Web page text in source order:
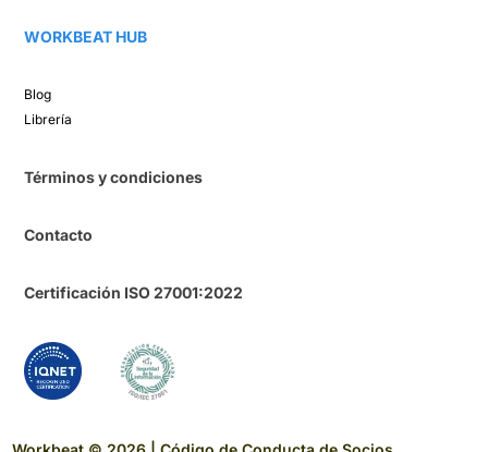
WORKBEAT HUB​
Blog​
Librería​
Términos y condiciones
Contacto
Certificación ISO 27001:2022